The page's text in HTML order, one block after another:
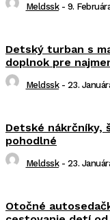
Meldssk - 9.
Detský turban s
doplnok pre
Meldssk - 23.
Detské nákrčníky,
pohodlné
Meldssk - 23.
Otočné